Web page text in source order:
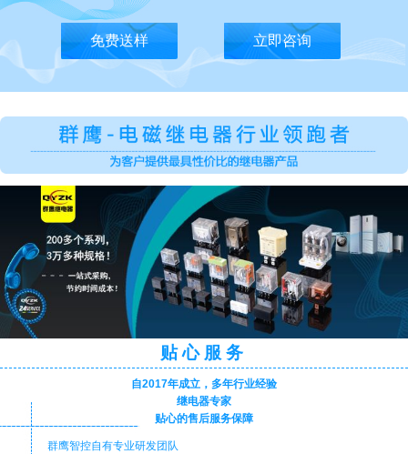
免费送样 立即咨询
贴心服务
自2017年成立，多年行业经验
继电器专家
贴心的售后服务保障
群鹰智控自有专业研发团队